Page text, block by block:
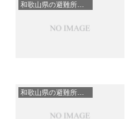
和歌山県の避難所一覧
和歌山県の避難所一覧